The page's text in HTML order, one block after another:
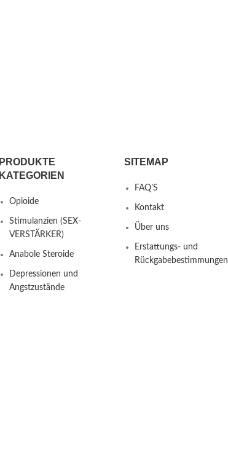
PRODUKTE
KATEGORIEN
Opioide
Stimulanzien (SEX-
VERSTÄRKER)
Anabole Steroide
Depressionen und
Angstzustände
SITEMAP
FAQ’S
Kontakt
Über uns
Erstattungs- und
Rückgabebestimmungen